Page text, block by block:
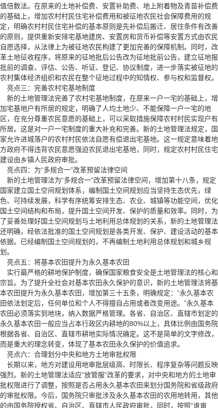
值倍数法。在原来的土地补偿费、安置补助费、地上附着物及青苗补偿费
的基础上，增加农村村民住宅补偿费用和被征地农民社会保障费用的规
定，明确农村村民住宅补偿的基本原则是先补偿后搬迁、居住条件有改善
的原则，提供重新安排宅基地建房、安置房和货币补偿等安置方式由农民
自愿选择，从法律上为被征地农民构建了更加完善的保障机制。同时，改
革土地征收程序，将原来的征地批后公告改为征地批前公告，建立征地报
批前的调查、评估、公告、听证、登记、协议制度，进一步落实被征地的
农村集体经济组织和农民在整个征地过程中的知情权、参与权和监督权。
亮点三：完善农村宅基地制度
新的土地管理法完善了农村宅基地制度，在原来一户一宅的基础上，增
加宅基地户有所居的规定，明确了人均土地少、不能保障一户一宅的地
区，在充分尊重农民意愿的基础上，可以采取措施保障农村村民实现户有
所居。这是对一户一宅制度的重大补充和完善。新的土地管理法规定，国
家允许进城落户的农村村民依法自愿有偿退出宅基地。这一规定意味着地
方政府不得违背农民意愿强迫农民退出宅基地，同时，规定农村村民住宅
建设由乡镇人民政府审批。
亮点四：为“多规合一”改革预留法律空间
新的土地管理法为“多规合一”改革预留法律空间，增加第十八条，规定
国家建立国土空间规划体系，编制国土空间规划应当坚持生态优先，绿
色、可持续发展，科学有序统筹安排生态、农业、城镇等功能空间，优化
国土空间结构和布局，提升国土空间开发、保护的质量和效率。同时，为
了妥善处理好国土空间规划与土地利用总体规划的关系，新的土地管理法
还明确，经依法批准的国土空间规划是各类开发、保护、建设活动的基本
依据。已经编制国土空间规划的，不再编制土地利用总体规划和城乡规
划。
亮点五：将基本农田提升为永久基本农田
实行最严格的耕地保护制度，确保国家粮食安全是土地管理法的核心和
宗旨。为了提升全社会对基本农田永久保护的意识，新的土地管理法将基
本农田提升为永久基本农田，增加第三十五条，明确规定：“永久基本农
田依法划定后，任何单位和个人不得擅自占用或者改变用途。”永久基本
农田必须落实到地块，纳入数据严格管理。各省、自治区、直辖市划定的
永久基本农田一般应当占本行政区内耕地的80%以上，具体比例由国务院
根据各省、自治区、直辖市耕地实际情况确定。这不是简单的文字修改，
而是重大的理念转变，体现了基本农田永久保护的价值追求。
亮点六：合理划分中央和地方土地审批权限
长期以来，地方对建设用地审批层级高、时限长、程序复杂等问题反映
强烈。新的土地管理法适应“放管服”改革的要求，对中央和地方的土地审
批权限进行了调整，按照是否占用永久基本农田来划分国务院和省级政府
的审批权限。今后，国务院只审批涉及永久基本农田的农用地转用，其他
的由国务院授权省、自治区、直辖市人民政府审批，同时，按照“谁审